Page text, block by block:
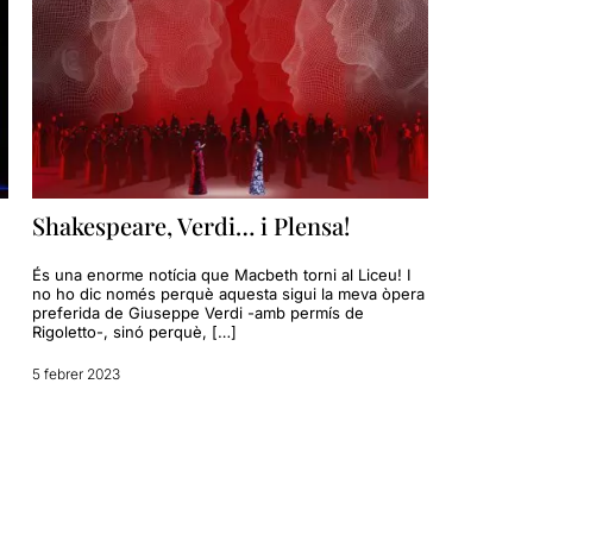
Shakespeare, Verdi… i Plensa!
És una enorme notícia que Macbeth torni al Liceu! I
no ho dic només perquè aquesta sigui la meva òpera
preferida de Giuseppe Verdi -amb permís de
Rigoletto-, sinó perquè, […]
5 febrer 2023